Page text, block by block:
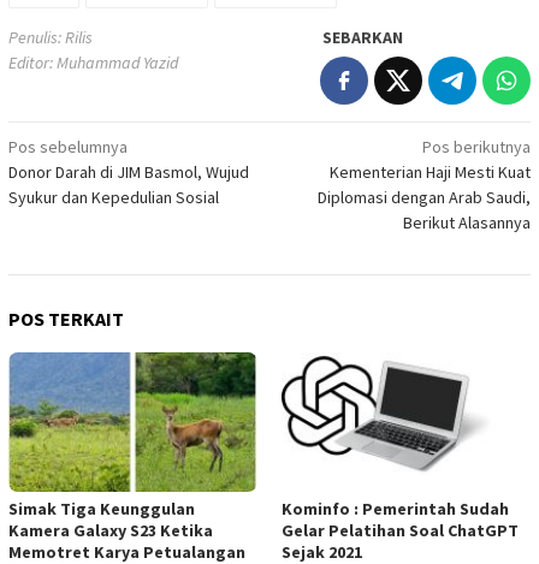
Penulis: Rilis
Editor: Muhammad Yazid
SEBARKAN
Navigasi
pos
Pos sebelumnya
Donor Darah di JIM Basmol, Wujud
Syukur dan Kepedulian Sosial
Pos berikutnya
Kementerian Haji Mesti Kuat
Diplomasi dengan Arab Saudi,
Berikut Alasannya
POS TERKAIT
Simak Tiga Keunggulan
Kamera Galaxy S23 Ketika
Memotret Karya Petualangan
Kominfo : Pemerintah Sudah
Gelar Pelatihan Soal ChatGPT
Sejak 2021